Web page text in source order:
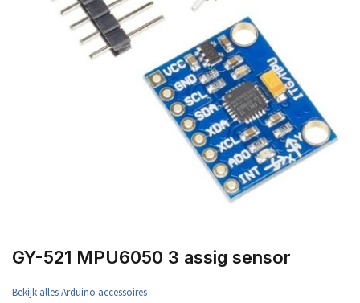
GY-521 MPU6050 3 assig sensor
Bekijk alles Arduino accessoires